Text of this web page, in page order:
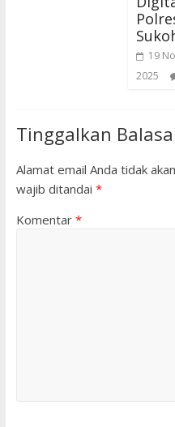
19
2025
Tinggalkan
Alamat email Anda tidak
wajib ditandai *
Komentar *